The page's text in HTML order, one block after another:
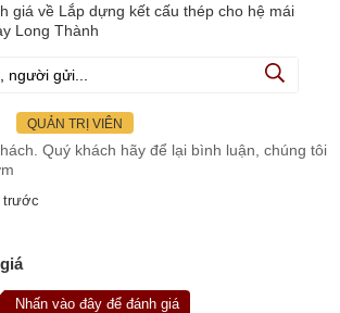
giá về Lắp dựng kết cấu thép cho hệ mái
Long Thành
QUẢN TRỊ VIÊN
Quý khách hãy để lại bình luận, chúng tôi
trước
Nhấn vào đây để đánh giá